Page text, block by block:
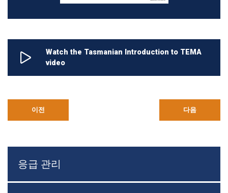
Watch the Tasmanian Introduction to TEMA
video
이전 다음
응급 관리